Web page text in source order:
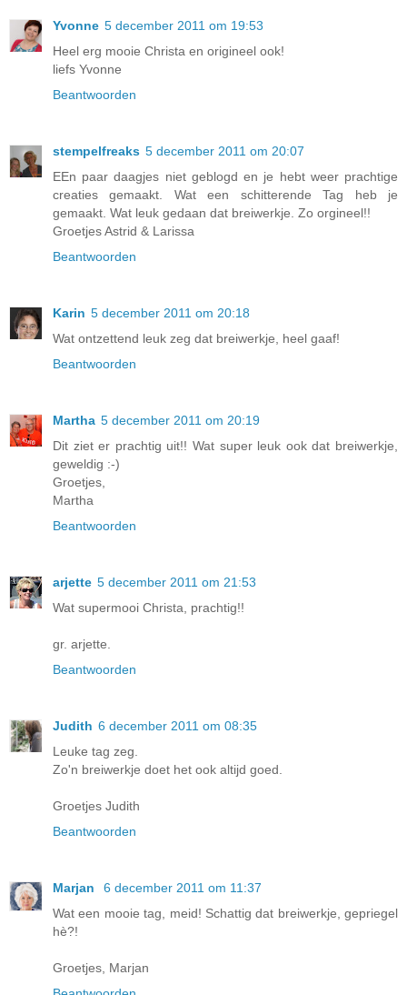
Yvonne 5 december 2011 om 19:53
Heel erg mooie Christa en origineel ook!
liefs Yvonne
Beantwoorden
stempelfreaks 5 december 2011 om 20:07
EEn paar daagjes niet geblogd en je hebt weer prachtige
creaties gemaakt. Wat een schitterende Tag heb je
gemaakt. Wat leuk gedaan dat breiwerkje. Zo orgineel!!
Groetjes Astrid & Larissa
Beantwoorden
Karin 5 december 2011 om 20:18
Wat ontzettend leuk zeg dat breiwerkje, heel gaaf!
Beantwoorden
Martha 5 december 2011 om 20:19
Dit ziet er prachtig uit!! Wat super leuk ook dat breiwerkje,
geweldig :-)
Groetjes,
Martha
Beantwoorden
arjette 5 december 2011 om 21:53
Wat supermooi Christa, prachtig!!
gr. arjette.
Beantwoorden
Judith 6 december 2011 om 08:35
Leuke tag zeg.
Zo'n breiwerkje doet het ook altijd goed.
Groetjes Judith
Beantwoorden
Marjan
6 december 2011 om 11:37
Wat een mooie tag, meid! Schattig dat breiwerkje, gepriegel
hè?!
Groetjes, Marjan